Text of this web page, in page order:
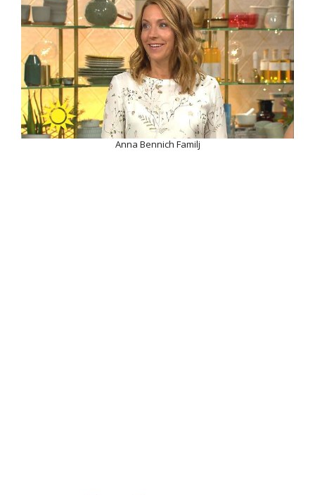
Anna Bennich Familj